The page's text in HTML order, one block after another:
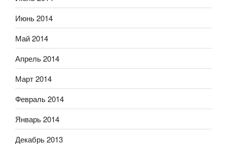
Июнь 2014
Май 2014
Апрель 2014
Март 2014
Февраль 2014
Январь 2014
Декабрь 2013